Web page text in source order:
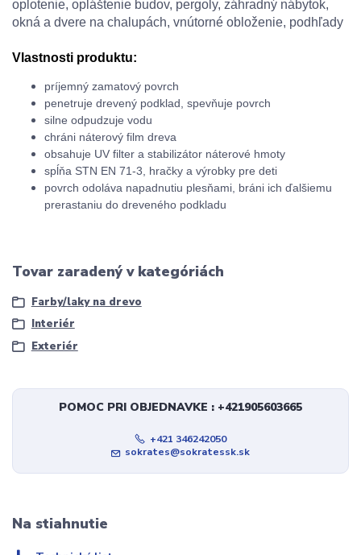
oplotenie, opláštenie budov, pergoly, záhradný nábytok,
okná a dvere na chalupách, vnútorné obloženie, podhľady
Vlastnosti produktu:
príjemný zamatový povrch
penetruje drevený podklad, spevňuje povrch
silne odpudzuje vodu
chráni náterový film dreva
obsahuje UV filter a stabilizátor náterové hmoty
spĺňa STN EN 71-3, hračky a výrobky pre deti
povrch odoláva napadnutiu plesňami, bráni ich ďalšiemu
prerastaniu do dreveného podkladu
Tovar zaradený v kategóriách
Farby/laky na drevo
Interiér
Exteriér
POMOC PRI OBJEDNAVKE : +421905603665
+421 346242050
sokrates@sokratessk.sk
Na stiahnutie